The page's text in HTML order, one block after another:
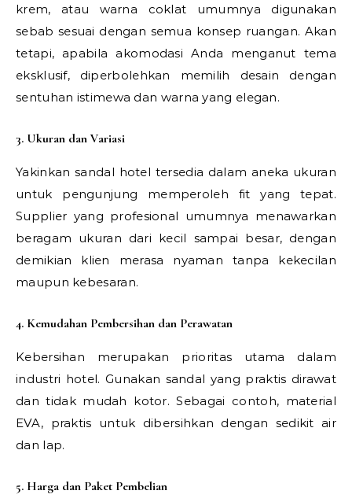
krem, atau warna coklat umumnya digunakan
sebab sesuai dengan semua konsep ruangan. Akan
tetapi, apabila akomodasi Anda menganut tema
eksklusif, diperbolehkan memilih desain dengan
sentuhan istimewa dan warna yang elegan.
3. Ukuran dan Variasi
Yakinkan sandal hotel tersedia dalam aneka ukuran
untuk pengunjung memperoleh fit yang tepat.
Supplier yang profesional umumnya menawarkan
beragam ukuran dari kecil sampai besar, dengan
demikian klien merasa nyaman tanpa kekecilan
maupun kebesaran.
4. Kemudahan Pembersihan dan Perawatan
Kebersihan merupakan prioritas utama dalam
industri hotel. Gunakan sandal yang praktis dirawat
dan tidak mudah kotor. Sebagai contoh, material
EVA, praktis untuk dibersihkan dengan sedikit air
dan lap.
5. Harga dan Paket Pembelian